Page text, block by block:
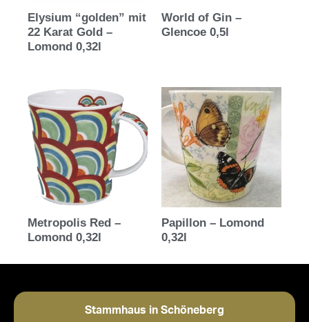
Elysium “golden” mit
22 Karat Gold –
Lomond 0,32l
World of Gin –
Glencoe 0,5l
Metropolis Red –
Lomond 0,32l
Papillon – Lomond
0,32l
Stammhaus in Schöneberg